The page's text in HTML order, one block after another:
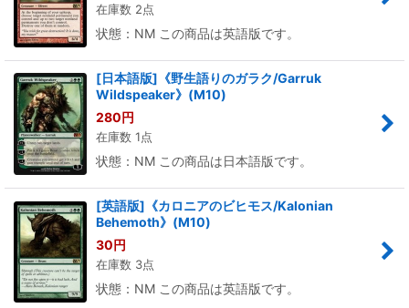
在庫数 2点
状態：NM この商品は英語版です。
[日本語版]《野生語りのガラク/Garruk
Wildspeaker》(M10)
280円
在庫数 1点
状態：NM この商品は日本語版です。
[英語版]《カロニアのビヒモス/Kalonian
Behemoth》(M10)
30円
在庫数 3点
状態：NM この商品は英語版です。